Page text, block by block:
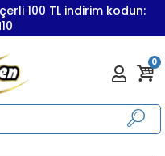
100 TL indirim kodun:
0